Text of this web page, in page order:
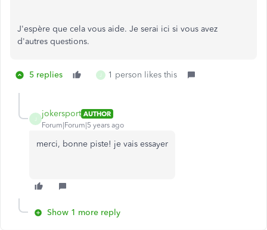
J'espère que cela vous aide. Je serai ici si vous avez
d'autres questions.
5 replies J 1 person likes this
jokersport AUTHOR
Forum|Forum|5 years ago
merci, bonne piste! je vais essayer
Show 1 more reply